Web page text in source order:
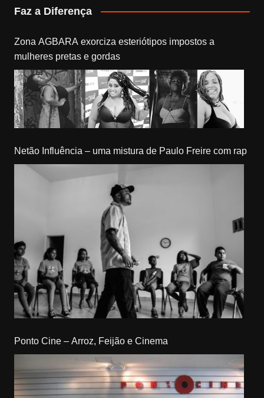
Faz a Diferença
Zona AGBARA exorciza esteriótipos impostos a
mulheres pretas e gordas
Netão Influência – uma mistura de Paulo Freire com rap
Ponto Cine – Arroz, Feijão e Cinema